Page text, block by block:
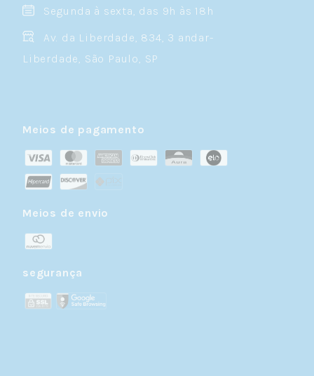
Segunda à sexta, das 9h às 18h
Av. da Liberdade, 834, 3 andar-
Liberdade, São Paulo, SP
Meios de pagamento
Meios de envio
segurança